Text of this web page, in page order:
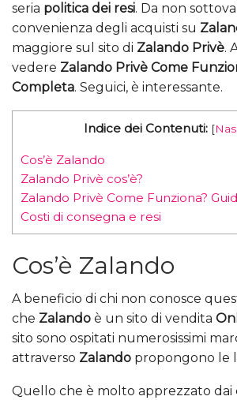
seria politica dei resi. Da non
convenienza degli acquisti su
maggiore sul sito di Zalando Privè.
vedere Zalando Privè Come
Completa. Seguici, è interessante.
Indice dei Contenuti: [
Cos’è Zalando
Zalando Privè cos’è?
Zalando Privè Come Funziona?
Costi di consegna e resi
Cos’è Zalando
A beneficio di chi non conosce
che Zalando è un sito di vendita
sito sono ospitati numerosissimi
attraverso Zalando propongono le
Quello che è molto apprezzato dai